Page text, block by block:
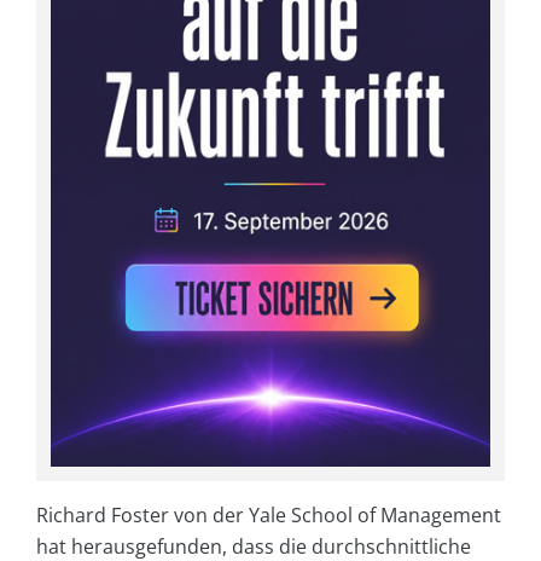
Richard Foster von der Yale School of Management
hat herausgefunden, dass die durchschnittliche